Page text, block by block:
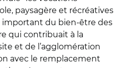
paysagère et récréatives
du bien-être des
qui contribuait à la
et de l’agglomération
avec le remplacement